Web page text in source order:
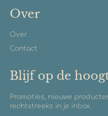
Over
Over
Contact
Blijf op de
Promoties, nieuwe
rechtstreeks in je inbox.